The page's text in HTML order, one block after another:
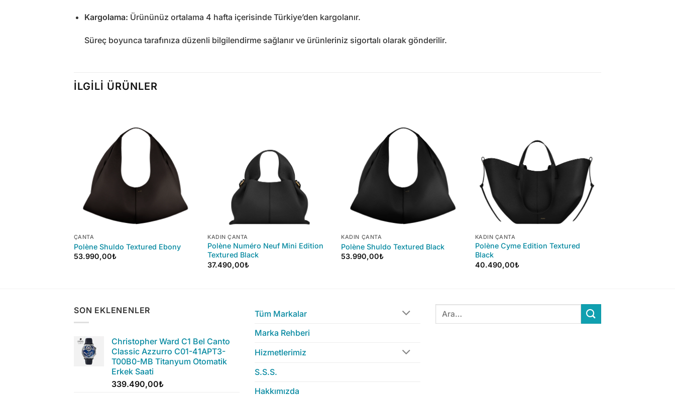
Kargolama: Ürününüz ortalama 4 hafta içerisinde Türkiye’den kargolanır.
Süreç boyunca tarafınıza düzenli bilgilendirme sağlanır ve ürünleriniz sigortalı olarak gönderilir.
İLGILI ÜRÜNLER
ÇANTA
Polène Shuldo Textured Ebony
53.990,00₺
KADIN ÇANTA
Polène Numéro Neuf Mini Edition
Textured Black
37.490,00₺
KADIN ÇANTA
Polène Shuldo Textured Black
53.990,00₺
KADIN ÇANTA
Polène Cyme Edition Textured
Black
40.490,00₺
SON EKLENENLER
Christopher Ward C1 Bel Canto
Classic Azzurro C01-41APT3-
T00B0-MB Titanyum Otomatik
Erkek Saati
339.490,00₺
Tüm Markalar
Marka Rehberi
Hizmetlerimiz
S.S.S.
Hakkımızda
Ara: